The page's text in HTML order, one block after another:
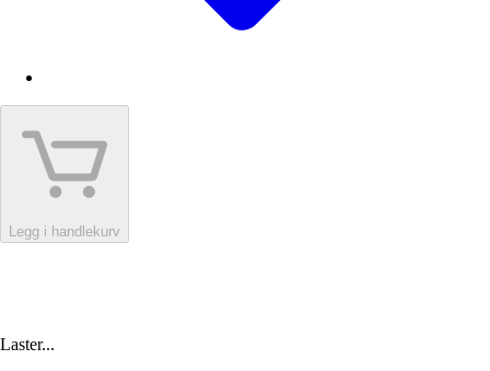
Legg i handlekurv
Laster...